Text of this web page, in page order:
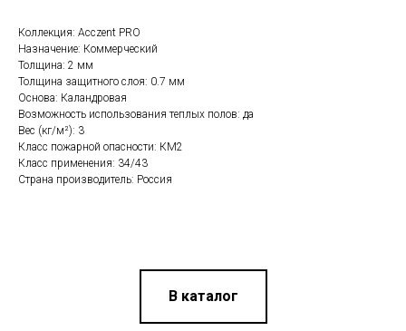
Коллекция: Acczent PRO
Назначение: Коммерческий
Толщина: 2 мм
Толщина защитного слоя: 0.7 мм
Основа: Каландровая
Возможность использования теплых полов: да
Вес (кг/м²): 3
Класс пожарной опасности: КМ2
Класс применения: 34/43
Страна производитель: Россия
В каталог